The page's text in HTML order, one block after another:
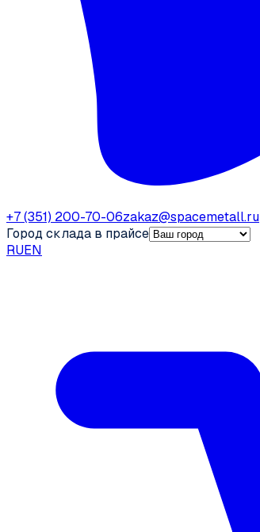
+7 (351) 200-70-06zakaz@spacemetall.ru
Город склада в прайсе
RUEN